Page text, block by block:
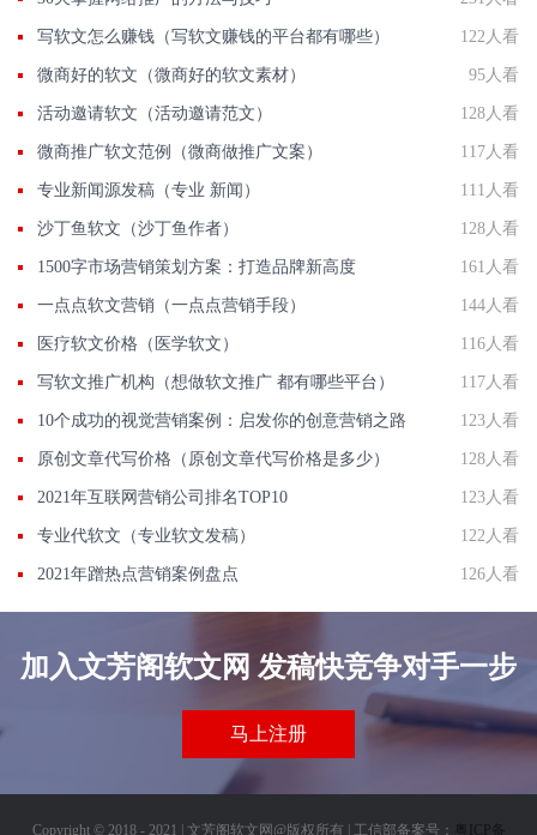
写软文怎么赚钱（写软文赚钱的平台都有哪些） 122人看
微商好的软文（微商好的软文素材） 95人看
活动邀请软文（活动邀请范文） 128人看
微商推广软文范例（微商做推广文案） 117人看
专业新闻源发稿（专业 新闻） 111人看
沙丁鱼软文（沙丁鱼作者） 128人看
1500字市场营销策划方案：打造品牌新高度 161人看
一点点软文营销（一点点营销手段） 144人看
医疗软文价格（医学软文） 116人看
写软文推广机构（想做软文推广 都有哪些平台） 117人看
10个成功的视觉营销案例：启发你的创意营销之路 123人看
原创文章代写价格（原创文章代写价格是多少） 128人看
2021年互联网营销公司排名TOP10 123人看
专业代软文（专业软文发稿） 122人看
2021年蹭热点营销案例盘点 126人看
加入文芳阁软文网 发稿快竞争对手一步
马上注册
Copyright © 2018 - 2021 | 文芳阁软文网@版权所有 | 工信部备案号： 粤ICP备